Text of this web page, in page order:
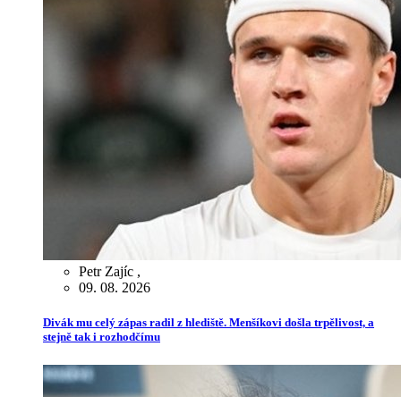
Petr Zajíc ,
09. 08. 2026
Divák mu celý zápas radil z hlediště. Menšíkovi došla trpělivost, a
stejně tak i rozhodčímu